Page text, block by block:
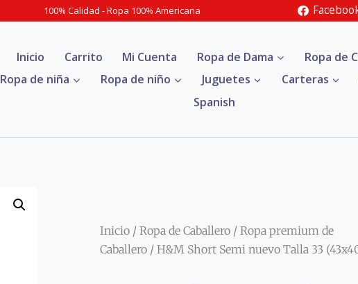
100% Calidad - Ropa 100% Americana
Inicio Carrito Mi Cuenta Ropa de Dama
Ropa de
Ropa de niña
Ropa de niño Juguetes Carteras
Spanish
Inicio / Ropa de Caballero / Ropa premium de
Caballero / H&M Short Semi nuevo Talla 33